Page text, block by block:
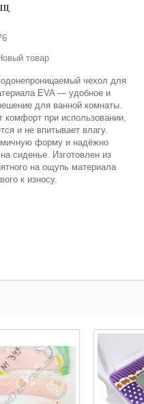
товар
чехол для
EVA — удобное и
для ванной комнаты.
комфорт при использовании,
и не впитывает влагу.
форму и надёжно
сиденье. Изготовлен из
на ощупь материала
к износу.